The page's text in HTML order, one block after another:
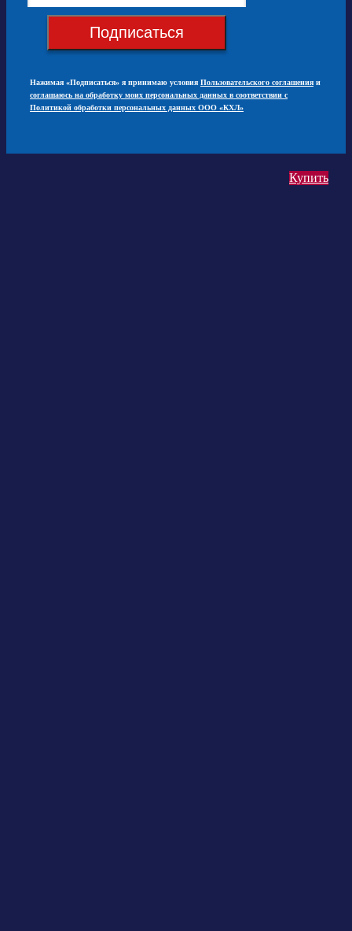
Купить
Подписаться
Нажимая «Подписаться» я принимаю условия Пользовательского соглашения и
соглашаюсь на обработку моих персональных данных в соответствии с
Политикой обработки персональных данных ООО «КХЛ»